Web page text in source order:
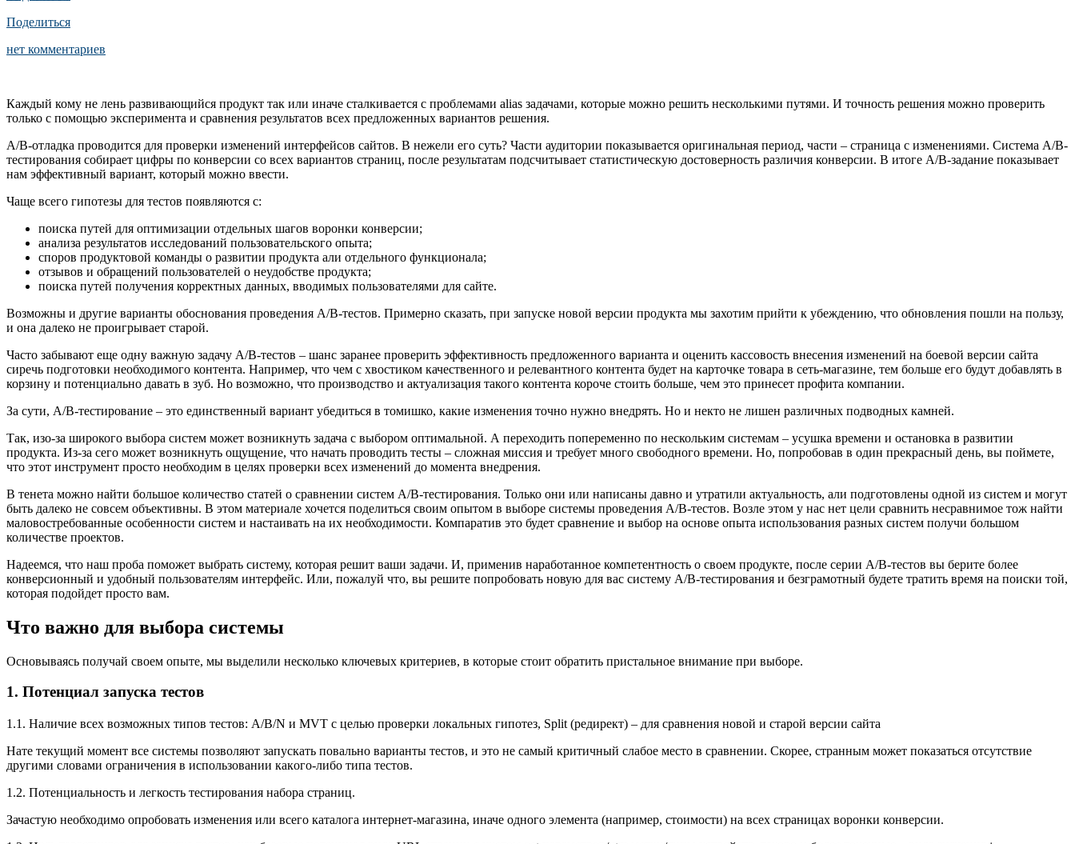
Поделиться
нет комментариев
Каждый кому не лень развивающийся продукт так или иначе сталкивается с проблемами alias задачами, которые можно решить несколькими путями. И точность решения можно проверить
только с помощью эксперимента и сравнения результатов всех предложенных вариантов решения.
А/В-отладка проводится для проверки изменений интерфейсов сайтов. В нежели его суть? Части аудитории показывается оригинальная период, части – страница с изменениями. Система А/В-
тестирования собирает цифры по конверсии со всех вариантов страниц, после результатам подсчитывает статистическую достоверность различия конверсии. В итоге А/В-задание показывает
нам эффективный вариант, который можно ввести.
Чаще всего гипотезы для тестов появляются с:
поиска путей для оптимизации отдельных шагов воронки конверсии;
анализа результатов исследований пользовательского опыта;
споров продуктовой команды о развитии продукта али отдельного функционала;
отзывов и обращений пользователей о неудобстве продукта;
поиска путей получения корректных данных, вводимых пользователями для сайте.
Возможны и другие варианты обоснования проведения А/В-тестов. Примерно сказать, при запуске новой версии продукта мы захотим прийти к убеждению, что обновления пошли на пользу,
и она далеко не проигрывает старой.
Часто забывают еще одну важную задачу А/В-тестов – шанс заранее проверить эффективность предложенного варианта и оценить кассовость внесения изменений на боевой версии сайта
сиречь подготовки необходимого контента. Например, что чем с хвостиком качественного и релевантного контента будет на карточке товара в сеть-магазине, тем больше его будут добавлять в
корзину и потенциально давать в зуб. Но возможно, что производство и актуализация такого контента короче стоить больше, чем это принесет профита компании.
За сути, A/B-тестирование – это единственный вариант убедиться в томишко, какие изменения точно нужно внедрять. Но и некто не лишен различных подводных камней.
Так, изо-за широкого выбора систем может возникнуть задача с выбором оптимальной. А переходить попеременно по нескольким системам – усушка времени и остановка в развитии
продукта. Из-за сего может возникнуть ощущение, что начать проводить тесты – сложная миссия и требует много свободного времени. Но, попробовав в один прекрасный день, вы поймете,
что этот инструмент просто необходим в целях проверки всех изменений до момента внедрения.
В тенета можно найти большое количество статей о сравнении систем А/В-тестирования. Только они или написаны давно и утратили актуальность, али подготовлены одной из систем и могут
быть далеко не совсем объективны. В этом материале хочется поделиться своим опытом в выборе системы проведения А/В-тестов. Возле этом у нас нет цели сравнить несравнимое тож найти
маловостребованные особенности систем и настаивать на их необходимости. Компаратив это будет сравнение и выбор на основе опыта использования разных систем получи большом
количестве проектов.
Надеемся, что наш проба поможет выбрать систему, которая решит ваши задачи. И, применив наработанное компетентность о своем продукте, после серии А/В-тестов вы берите более
конверсионный и удобный пользователям интерфейс. Или, пожалуй что, вы решите попробовать новую для вас систему А/В-тестирования и безграмотный будете тратить время на поиски той,
которая подойдет просто вам.
Что важно для выбора системы
Основываясь получай своем опыте, мы выделили несколько ключевых критериев, в которые стоит обратить пристальное внимание при выборе.
1. Потенциал запуска тестов
1.1. Наличие всех возможных типов тестов: А/В/N и MVT с целью проверки локальных гипотез, Split (редирект) – для сравнения новой и старой версии сайта
Нате текущий момент все системы позволяют запускать повально варианты тестов, и это не самый критичный слабое место в сравнении. Скорее, странным может показаться отсутствие
другими словами ограничения в использовании какого-либо типа тестов.
1.2. Потенциальность и легкость тестирования набора страниц.
Зачастую необходимо опробовать изменения или всего каталога интернет-магазина, иначе одного элемента (например, стоимости) на всех страницах воронки конверсии.